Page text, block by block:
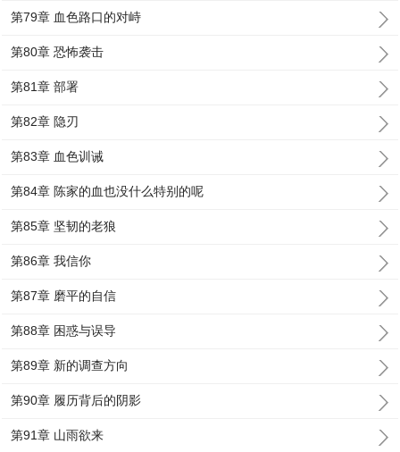
第79章 血色路口的对峙
第80章 恐怖袭击
第81章 部署
第82章 隐刃
第83章 血色训诫
第84章 陈家的血也没什么特别的呢
第85章 坚韧的老狼
第86章 我信你
第87章 磨平的自信
第88章 困惑与误导
第89章 新的调查方向
第90章 履历背后的阴影
第91章 山雨欲来